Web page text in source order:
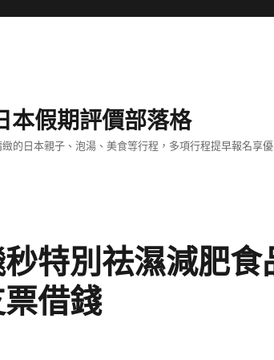
本假期評價部落格
的日本親子、泡湯、美食等行程，多項行程提早報名享
特別祛濕減肥
借錢